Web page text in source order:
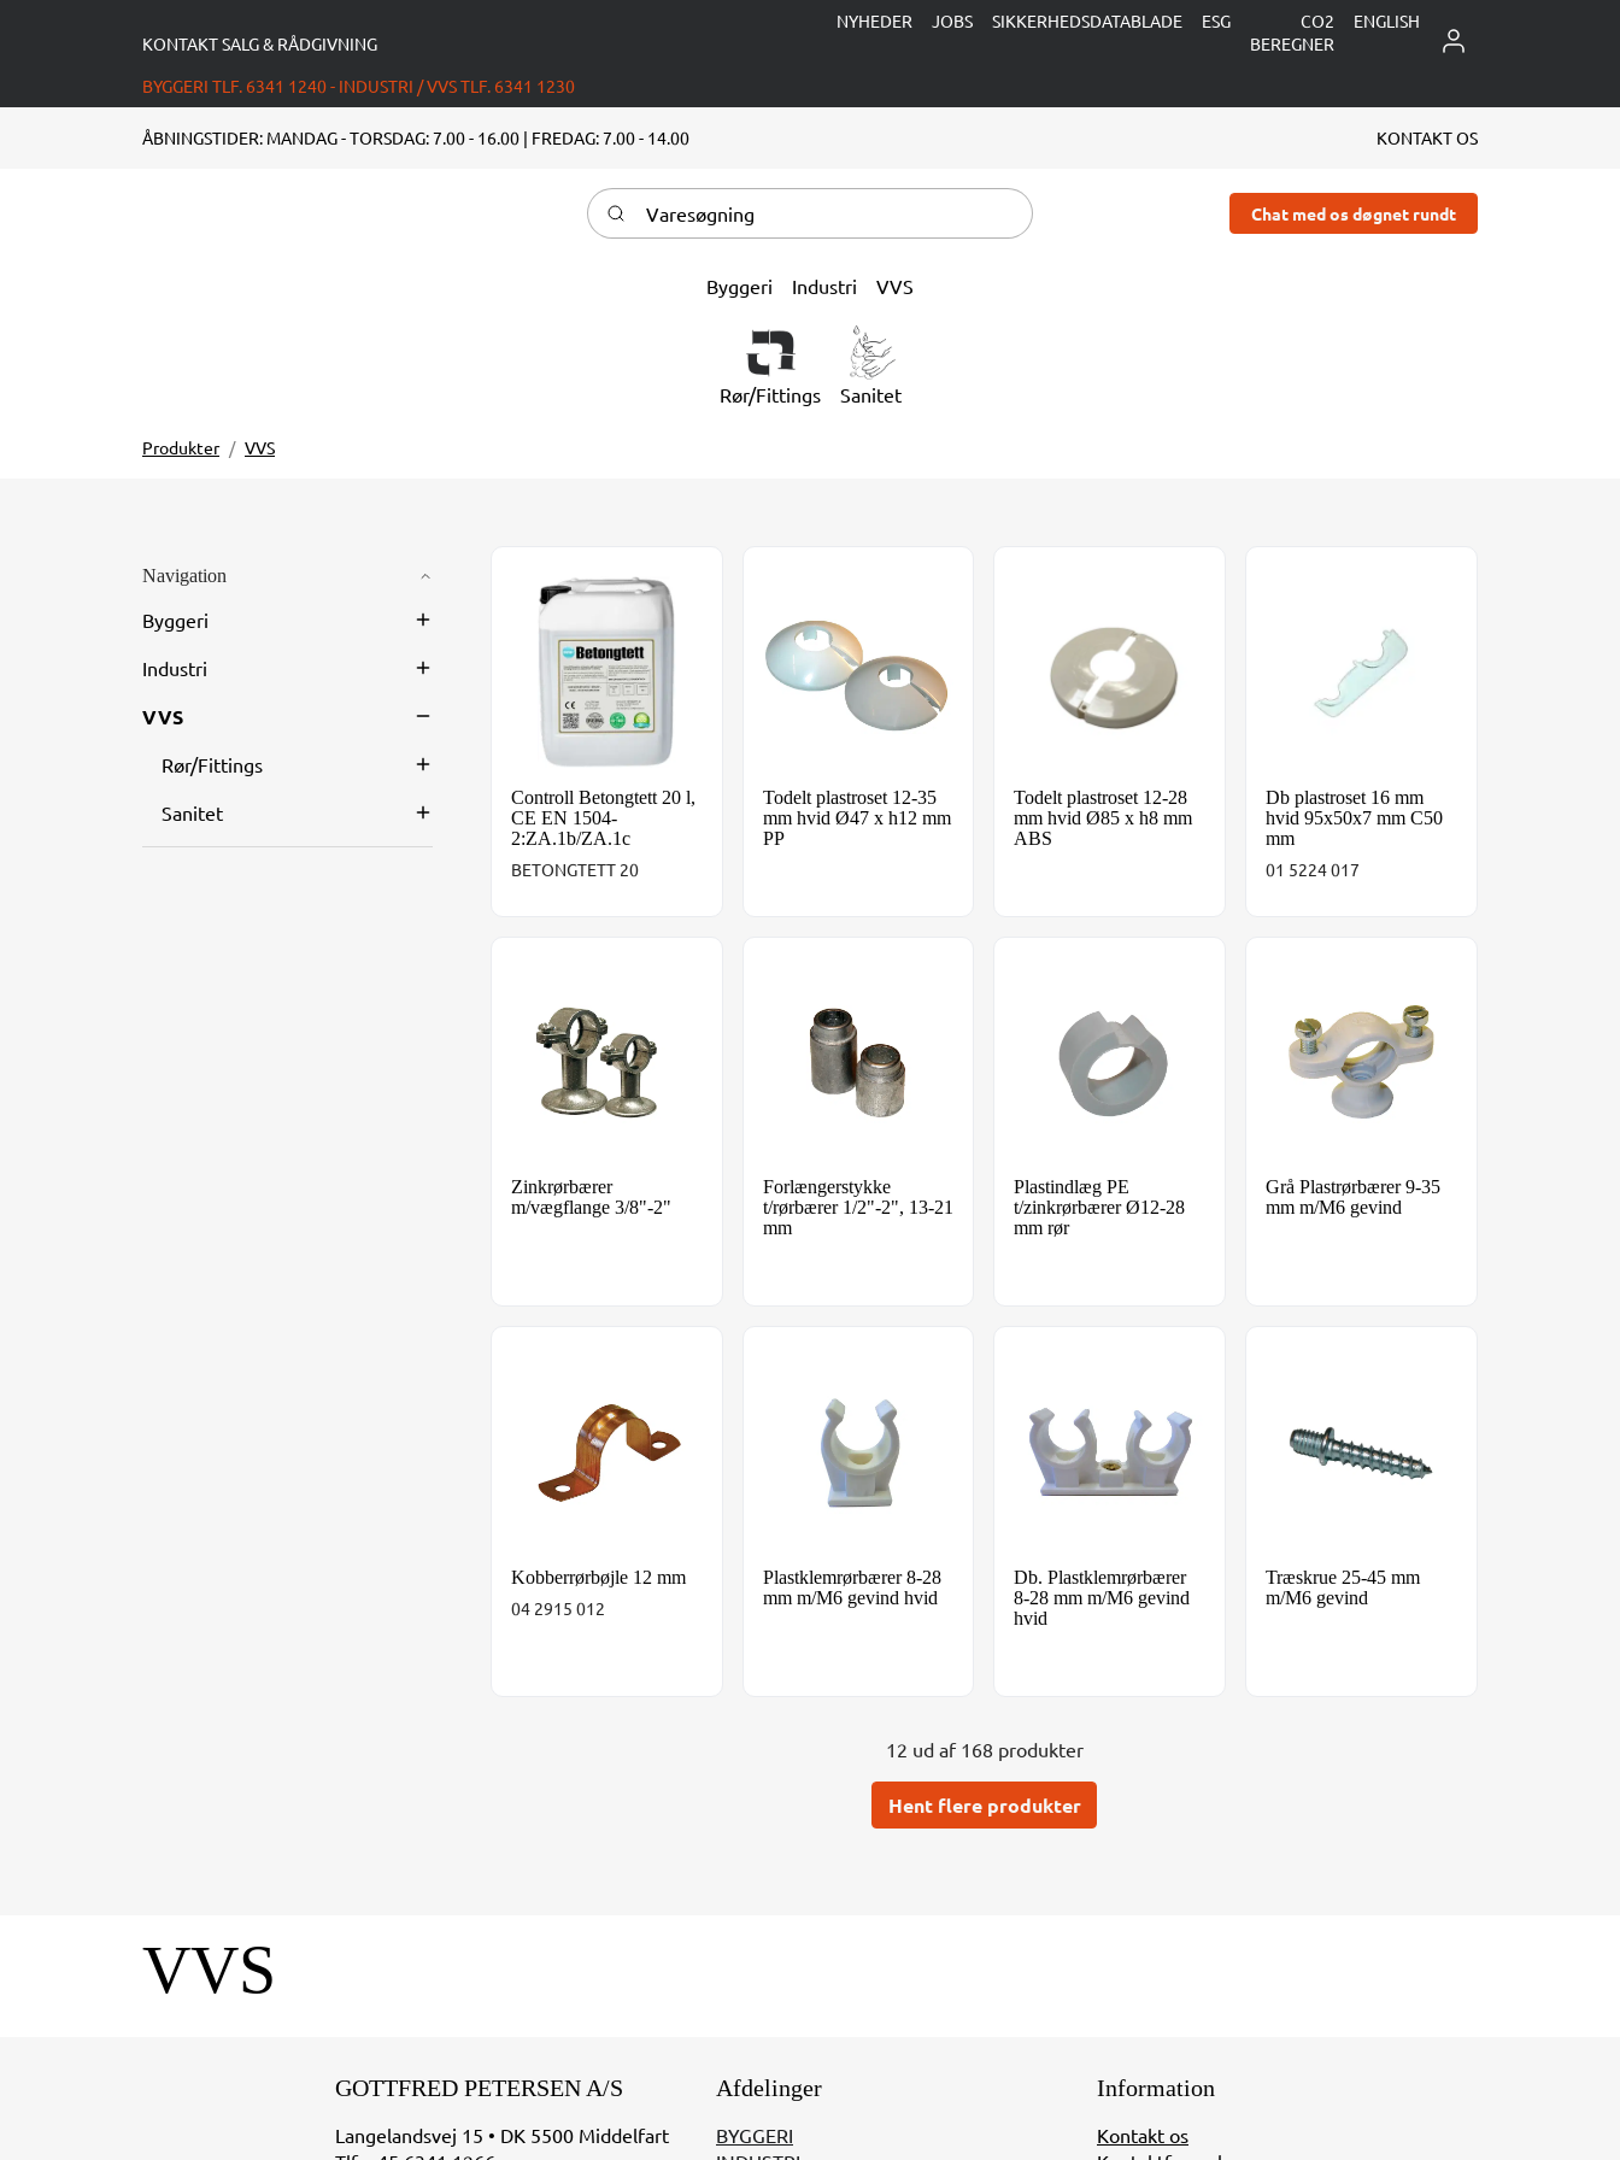
KONTAKT SALG & RÅDGIVNING
NYHEDER JOBS SIKKERHEDSDATABLADE ESG
CO2
BEREGNER
ENGLISH
LOG IND
BYGGERI TLF. 6341 1240 - INDUSTRI / VVS TLF. 6341 1230
ÅBNINGSTIDER: MANDAG - TORSDAG: 7.00 - 16.00 | FREDAG: 7.00 - 14.00 KONTAKT OS
Varesøgning
Chat med os døgnet rundt
Byggeri Industri VVS
Rør/Fittings Sanitet
Produkter VVS
Navigation
Byggeri
Industri
VVS
Rør/Fittings
Sanitet
Controll Betongtett 20 l, CE EN 1504-2:ZA.1b/ZA.1c
Controll Betongtett 20 l,
CE EN 1504-
2:ZA.1b/ZA.1c
BETONGTETT 20
Todelt plastroset 12-35
mm hvid Ø47 x h12 mm
PP
Todelt plastroset 12-28
mm hvid Ø85 x h8 mm
ABS
Db plastroset 16 mm
hvid 95x50x7 mm C50
mm
01 5224 017
Zinkrørbærer
m/vægflange 3/8"-2"
Forlængerstykke
t/rørbærer 1/2"-2", 13-21
mm
Plastindlæg PE
t/zinkrørbærer Ø12-28
mm rør
Grå Plastrørbærer 9-35
mm m/M6 gevind
Kobberrørbøjle 12 mm
04 2915 012
Plastklemrørbærer 8-28
mm m/M6 gevind hvid
Db. Plastklemrørbærer
8-28 mm m/M6 gevind
hvid
Træskrue 25-45 mm
m/M6 gevind
12 ud af 168 produkter
Hent flere produkter
VVS
GOTTFRED PETERSEN A/S
Langelandsvej 15 • DK 5500 Middelfart
Afdelinger
BYGGERI
Information
Kontakt os